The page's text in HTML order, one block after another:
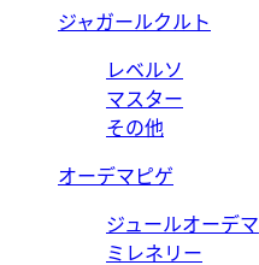
ジャガールクルト
レベルソ
マスター
その他
オーデマピゲ
ジュールオーデマ
ミレネリー